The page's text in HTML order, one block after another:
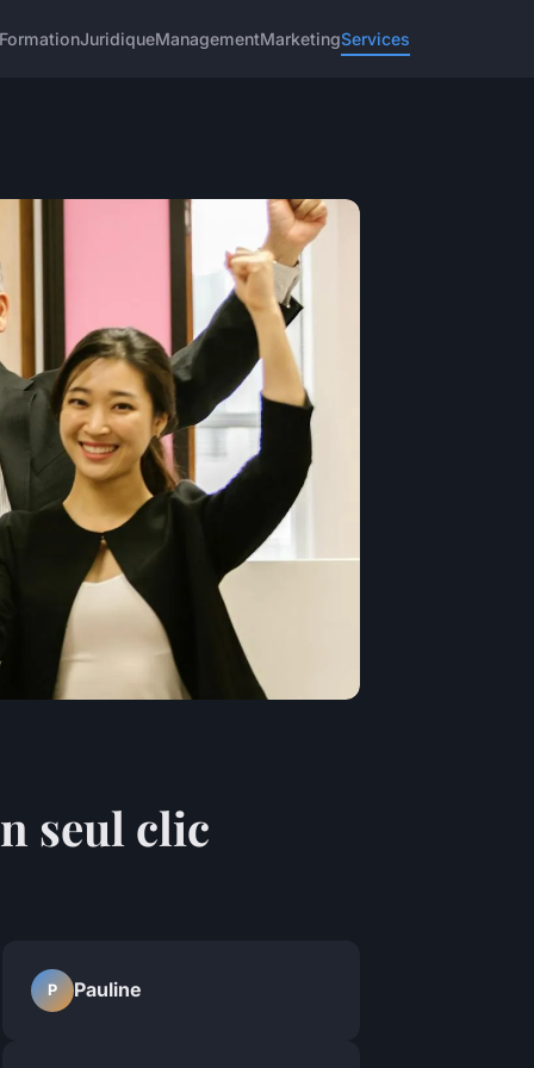
FormationJuridiqueManagementMarketingServices
seul clic
P Pauline